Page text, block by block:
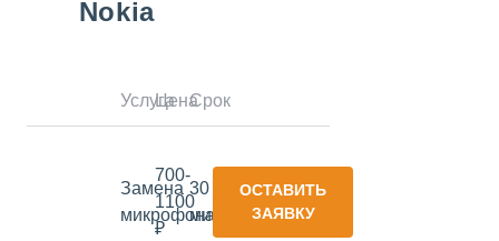
Nokia
УслугаЦенаСрок
Замена
микрофона
700-
1100
₽
30
минут
ОСТАВИТЬ
ЗАЯВКУ